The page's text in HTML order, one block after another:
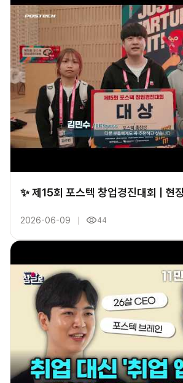
✨ 제15회 포스텍 창업경진대회 | 현
2026-06-09 44